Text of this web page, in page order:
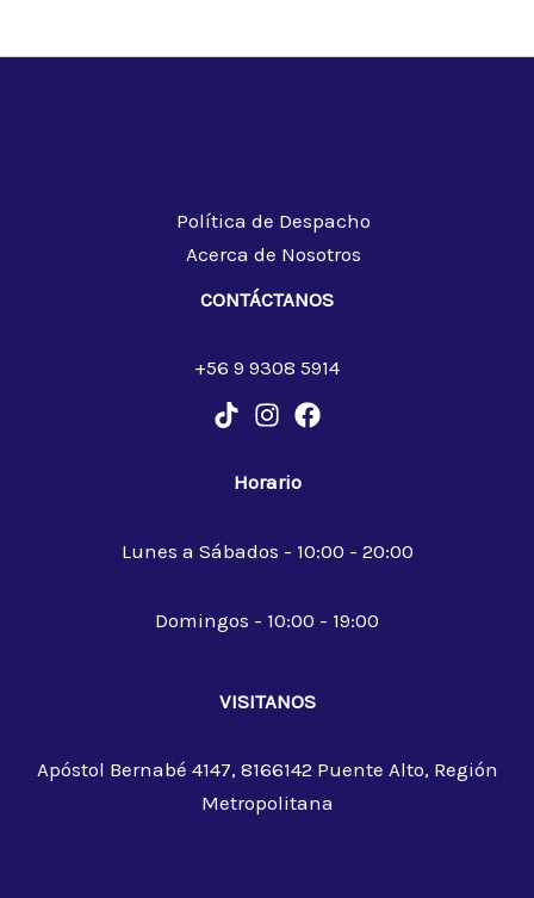
Política de Despacho
Acerca de Nosotros
CONTÁCTANOS
+56 9 9308 5914
Horario
Lunes a Sábados - 10:00 - 20:00
Domingos - 10:00 - 19:00
VISITANOS
Apóstol Bernabé 4147, 8166142 Puente Alto, Región
Metropolitana